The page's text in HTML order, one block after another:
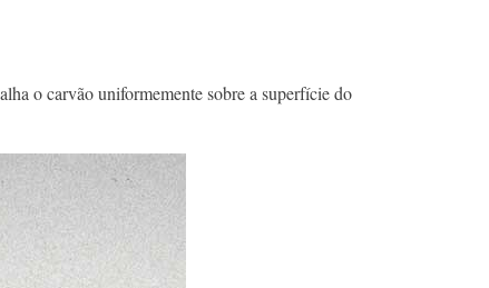
o carvão uniformemente sobre a superfície do